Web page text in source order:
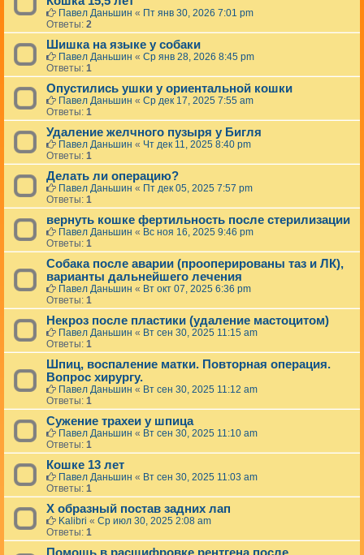
Павел Даньшин « Пт янв 30, 2026 7:01 pm
Ответы: 2
Шишка на языке у собаки
Павел Даньшин « Ср янв 28, 2026 8:45 pm
Ответы: 1
Опустились ушки у ориентальной кошки
Павел Даньшин « Ср дек 17, 2025 7:55 am
Ответы: 1
Удаление желчного пузыря у Бигля
Павел Даньшин « Чт дек 11, 2025 8:40 pm
Ответы: 1
Делать ли операцию?
Павел Даньшин « Пт дек 05, 2025 7:57 pm
Ответы: 1
вернуть кошке фертильность после стерилизации
Павел Даньшин « Вс ноя 16, 2025 9:46 pm
Ответы: 1
Собака после аварии (прооперированы таз и ЛК),
варианты дальнейшего лечения
Павел Даньшин « Вт окт 07, 2025 6:36 pm
Ответы: 1
Некроз после пластики (удаление мастоцитом)
Павел Даньшин « Вт сен 30, 2025 11:15 am
Ответы: 1
Шпиц, воспаление матки. Повторная операция.
Вопрос хирургу.
Павел Даньшин « Вт сен 30, 2025 11:12 am
Ответы: 1
Сужение трахеи у шпица
Павел Даньшин « Вт сен 30, 2025 11:10 am
Ответы: 1
Кошке 13 лет
Павел Даньшин « Вт сен 30, 2025 11:03 am
Ответы: 1
Х образный постав задних лап
Kalibri « Ср июл 30, 2025 2:08 am
Ответы: 1